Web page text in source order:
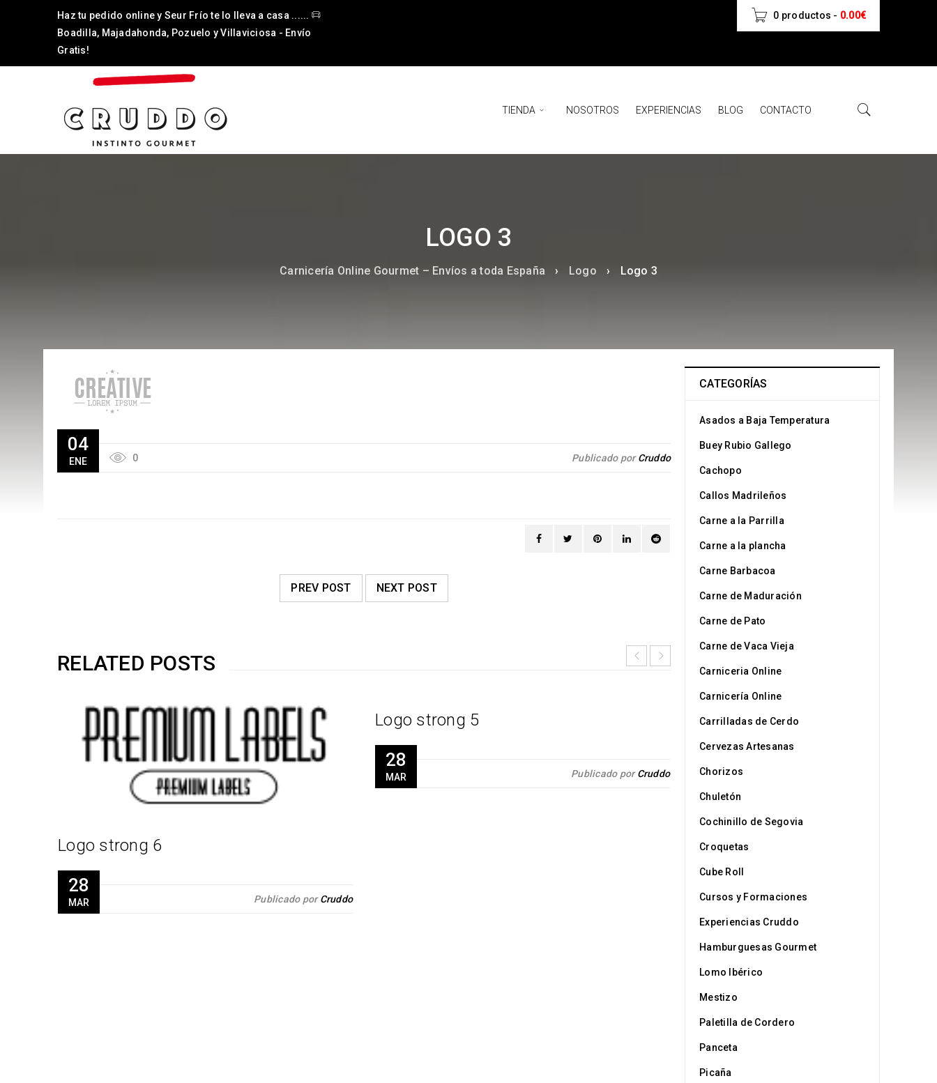
Haz tu pedido online y Seur Frío te lo lleva a casa ......
Boadilla, Majadahonda, Pozuelo y Villaviciosa - Envío
Gratis!
0 productos - 0.00€
TIENDA NOSOTROS EXPERIENCIAS BLOG CONTACTO
LOGO 3
Carnicería Online Gourmet – Envíos a toda España › Logo › Logo 3
04
ENE 0 Publicado porCruddo
PREV POST NEXT POST
RELATED POSTS
Logo strong 6
28
MAR Publicado porCruddo
Logo strong 5
28
MAR Publicado porCruddo
Logo strong 4
MAR
CATEGORÍAS
Asados a Baja Temperatura
Buey Rubio Gallego
Cachopo
Callos Madrileños
Carne a la Parrilla
Carne a la plancha
Carne Barbacoa
Carne de Maduración
Carne de Pato
Carne de Vaca Vieja
Carniceria Online
Carnicería Online
Carrilladas de Cerdo
Cervezas Artesanas
Chorizos
Chuletón
Cochinillo de Segovia
Croquetas
Cube Roll
Cursos y Formaciones
Experiencias Cruddo
Hamburguesas Gourmet
Lomo Ibérico
Mestizo
Paletilla de Cordero
Panceta
Picaña